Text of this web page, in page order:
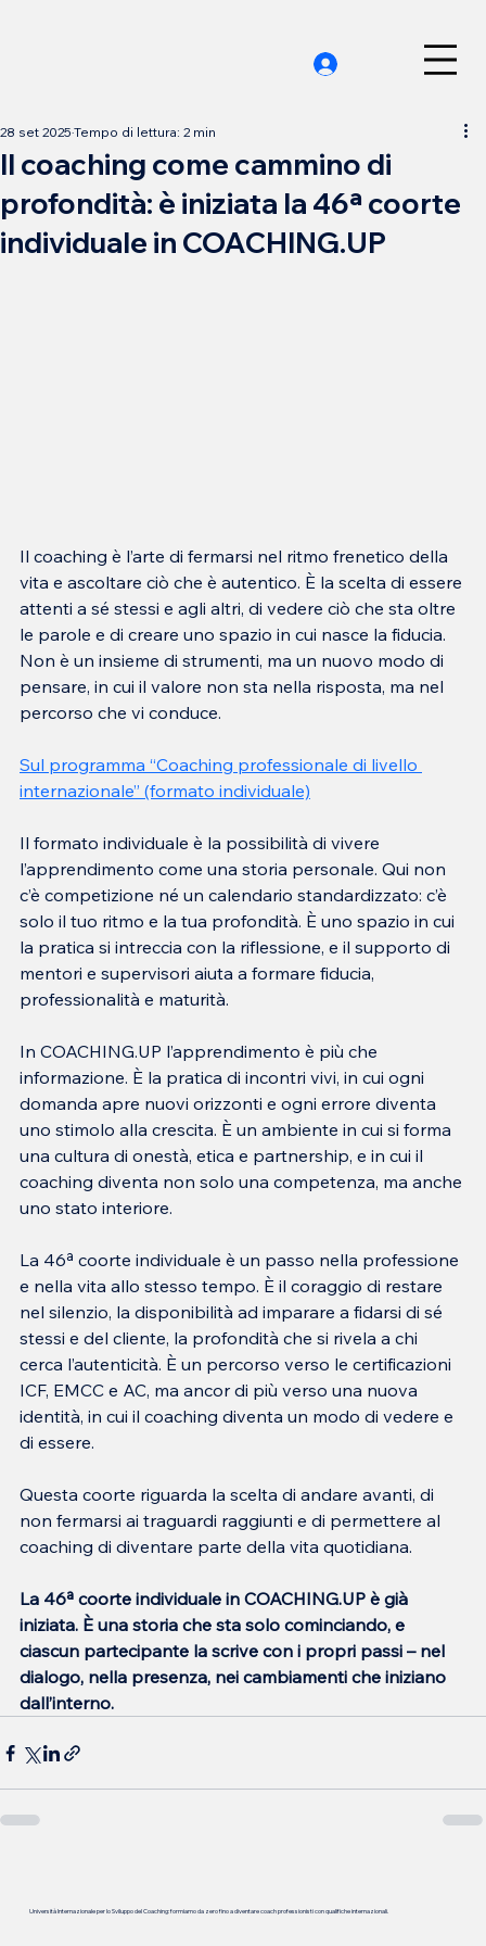
Il coaching come cammino di
profondità: è iniziata la 46ª coorte
individuale in COACHING.UP
28 set 2025 Tempo di lettura: 2 min
Il coaching è l’arte di fermarsi nel ritmo frenetico della
vita e ascoltare ciò che è autentico. È la scelta di essere
attenti a sé stessi e agli altri, di vedere ciò che sta oltre
le parole e di creare uno spazio in cui nasce la fiducia.
Non è un insieme di strumenti, ma un nuovo modo di
pensare, in cui il valore non sta nella risposta, ma nel
percorso che vi conduce.
Sul programma “Coaching professionale di livello
internazionale” (formato individuale)
Il formato individuale è la possibilità di vivere
l’apprendimento come una storia personale. Qui non
c’è competizione né un calendario standardizzato: c’è
solo il tuo ritmo e la tua profondità. È uno spazio in cui
la pratica si intreccia con la riflessione, e il supporto di
mentori e supervisori aiuta a formare fiducia,
professionalità e maturità.
In COACHING.UP l’apprendimento è più che
informazione. È la pratica di incontri vivi, in cui ogni
domanda apre nuovi orizzonti e ogni errore diventa
uno stimolo alla crescita. È un ambiente in cui si forma
una cultura di onestà, etica e partnership, e in cui il
coaching diventa non solo una competenza, ma anche
uno stato interiore.
La 46ª coorte individuale è un passo nella professione
e nella vita allo stesso tempo. È il coraggio di restare
nel silenzio, la disponibilità ad imparare a fidarsi di sé
stessi e del cliente, la profondità che si rivela a chi
cerca l’autenticità. È un percorso verso le certificazioni
ICF, EMCC e AC, ma ancor di più verso una nuova
identità, in cui il coaching diventa un modo di vedere e
di essere.
Questa coorte riguarda la scelta di andare avanti, di
non fermarsi ai traguardi raggiunti e di permettere al
coaching di diventare parte della vita quotidiana.
La 46ª coorte individuale in COACHING.UP è già
iniziata. È una storia che sta solo cominciando, e
ciascun partecipante la scrive con i propri passi – nel
dialogo, nella presenza, nei cambiamenti che iniziano
dall’interno.
Università Internazionale per lo Sviluppo del Coaching: formiamo da zero fino a diventare coach professionisti con qualifiche internazionali.